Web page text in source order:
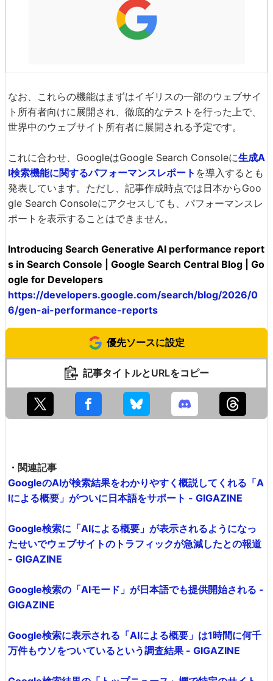
なお、これらの機能はまずはイギリスの一部のウェブサイ
ト所有者向けに展開され、徹底的なテストを行った上で、
世界中のウェブサイト所有者に展開される予定です。
これに合わせ、GoogleはGoogle Search Consoleに生成A
I検索機能に関するパフォーマンスレポート を導入するとも
発表しています。ただし、記事作成時点では日本からGoo
gle Search Consoleにアクセスしても、パフォーマンスレ
ポートを表示することはできません。
Introducing Search Generative AI performance report
s in Search Console | Google Search Central Blog | Go
ogle for Developers
https://developers.google.com/search/blog/2026/0
6/gen-ai-performance-reports
優先ソースに設定
記事タイトルとURLをコピー
・関連記事
GoogleのAIが検索結果をわかりやすく概説してくれる「A
Iによる概要」がついに日本語をサポート - GIGAZINE
Google検索に「AIによる概要」が表示されるようになっ
たせいでウェブサイトのトラフィックが急減したとの報道
- GIGAZINE
Google検索の「AIモード」が日本語でも提供開始される -
GIGAZINE
Google検索に表示される「AIによる概要」は1時間に何千
万件もウソをついているという調査結果 - GIGAZINE